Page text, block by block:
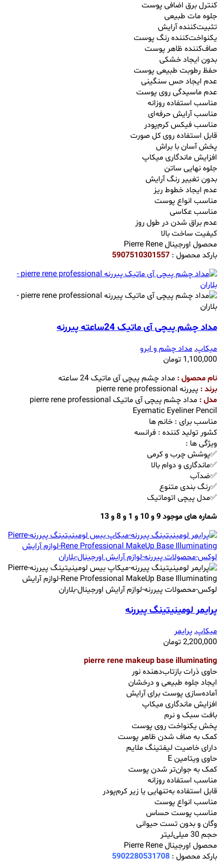
کنترل برق اضافی پوست
جلوه مات طبیعی
تثبیت‌کننده آرایش
یکنواخت‌کننده رنگ پوست
صاف‌کننده ظاهر پوست
بدون ایجاد خشکی
حفظ رطوبت طبیعی پوست
عدم ایجاد حس سنگینی
عدم ماسیدگی روی پوست
مناسب استفاده روزانه
مناسب آرایش حرفه‌ای
مناسب فیکس کرم‌پودر
قابل استفاده روی کل صورت
پخش آسان با براش
افزایش ماندگاری میکاپ
جلوه نهایی ساتن
بدون تغییر رنگ آرایش
عدم ایجاد خطوط ریز
مناسب انواع پوست
مناسب عکاسی
عدم براق شدن در طول روز
کیفیت ساخت بالا
محصول اورجینال Pierre Rene
بارکد محصول : 5907510301557
مداد چشم پیچی آی ماتیک 24ساعته پیررنه
میکاپ,مداد چشم و ابرو
1,100,000 تومان
نام محصول : مداد چشم پیچی آی ماتیک 24 ساعته
برند : پیررنه pierre rene professional
مدل :
مداد چشم پیچی آی ماتیک pierre rene professional
Eyematic Eyeliner Pencil
مناسب برای : خانم ها
کشور تولید کننده : فرانسه
ویژگی ها :
✅پوشش چرب و کرمی
✅ماندگاری و دوام بالا
✅ضدآب
✅رنگ بندی متنوع
✅مدل پیچی اتوماتیک
شماره های موجود 9 و 10 و 1 و 8 و 13
پرایمر لومینیتینگ پیررنه
میکاپ,پرایمر
2,200,000تومان
pierre rene makeup base illuminating
حاوی ذرات بازتاب‌دهنده نور
ایجاد جلوه طبیعی و درخشان
آماده‌سازی پوست برای آرایش
افزایش ماندگاری میکاپ
بافت سبک و نرم
پخش یکنواخت روی پوست
کمک به صاف شدن ظاهر پوست
دارای خاصیت لیفتینگ ملایم
حاوی ویتامین E
کمک به جوان‌تر شدن پوست
مناسب استفاده روزانه
قابل استفاده به‌تنهایی یا زیر کرم‌پودر
مناسب انواع پوست
مناسب پوست حساس
وگان و بدون تست حیوانی
حجم 30 میلی‌لیتر
محصول اورجینال Pierre Rene
بارکد محصول : 5902280531708